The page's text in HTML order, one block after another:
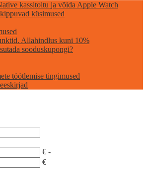
kassitoitu ja võida Apple Watch
küsimused
Allahindlus kuni 10%
sooduskupongi?
töötlemise tingimused
€ -
€